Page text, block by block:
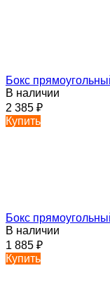
Бокс
В наличии
2 385 ₽
Купить
Бокс
В наличии
1 885 ₽
Купить